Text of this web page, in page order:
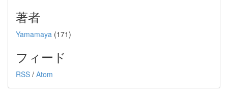
著者
Yamamaya (171)
フィード
RSS / Atom